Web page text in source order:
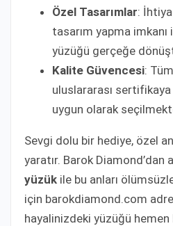
Özel Tasarımlar:
tasarım yapma
yüzüğü gerçeğe
Kalite Güvencesi:
uluslararası
uygun olarak
Sevgi dolu bir hediye, özel
yaratır. Barok Diamond’dan
yüzük ile bu anları
için barokdiamond.com
hayalinizdeki yüzüğü